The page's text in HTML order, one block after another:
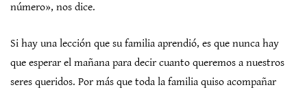
número», nos dice.
Si hay una lección que su familia aprendió, es que nunca hay
que esperar el mañana para decir cuanto queremos a nuestros
seres queridos. Por más que toda la familia quiso acompañar